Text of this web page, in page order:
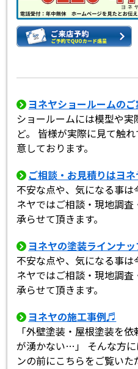
ヨネヤショールームのご
ショールームには模型や
ど。 皆様が実際に見て触
意しております。
ご相談・お見積りはヨネ
不安な点や、気になる事は
ネヤではご相談・現地調
承らせて頂きます。
ヨネヤの塗装ラインナ
不安な点や、気になる事は
ネヤではご相談・現地調
承らせて頂きます。
ヨネヤの施工事例♬
「外壁塗装・屋根塗装を
が湧かない…」 そんな方
ンの前にこちらをご覧いた